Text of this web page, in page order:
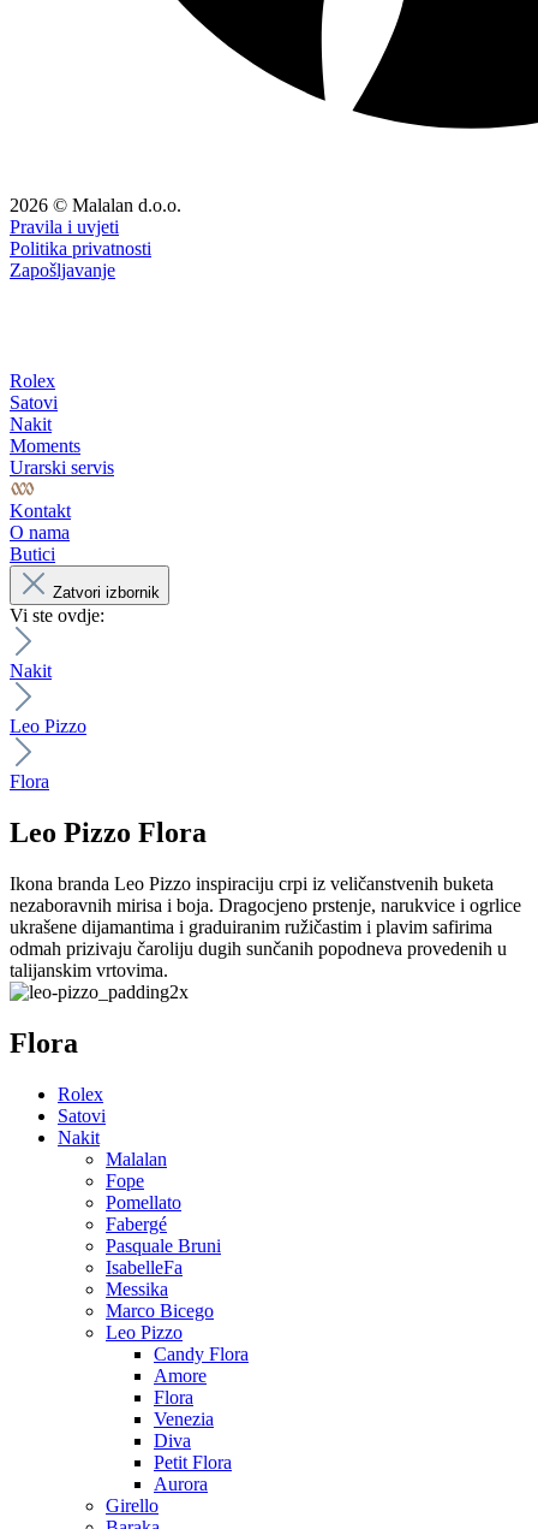
2026 © Malalan d.o.o.
Pravila i uvjeti
Politika privatnosti
Zapošljavanje
Rolex
Satovi
Nakit
Moments
Urarski servis
Kontakt
O nama
Butici
Zatvori izbornik
Vi ste ovdje:
Nakit
Leo Pizzo
Flora
Leo Pizzo Flora
Ikona branda Leo Pizzo inspiraciju crpi iz veličanstvenih buketa
nezaboravnih mirisa i boja. Dragocjeno prstenje, narukvice i ogrlice
ukrašene dijamantima i graduiranim ružičastim i plavim safirima
odmah prizivaju čaroliju dugih sunčanih popodneva provedenih u
talijanskim vrtovima.
Flora
Rolex
Satovi
Nakit
Malalan
Fope
Pomellato
Fabergé
Pasquale Bruni
IsabelleFa
Messika
Marco Bicego
Leo Pizzo
Candy Flora
Amore
Flora
Venezia
Diva
Petit Flora
Aurora
Girello